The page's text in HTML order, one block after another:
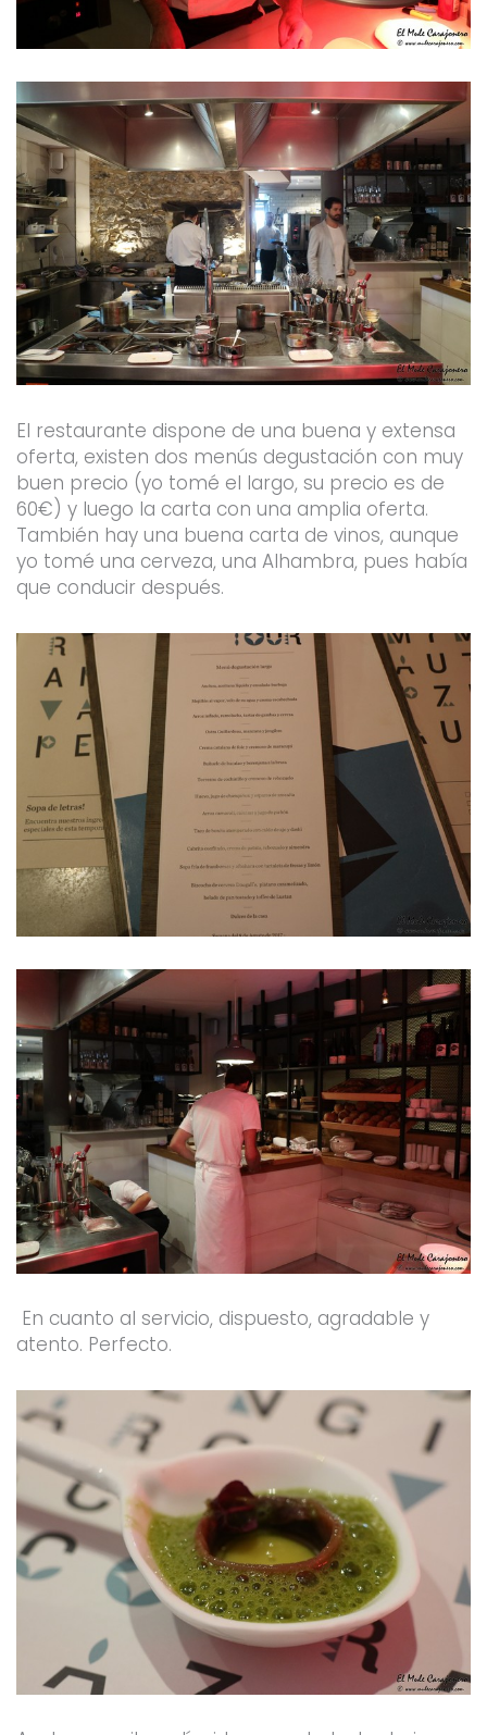
El restaurante dispone de una buena y extensa
oferta, existen dos menús degustación con muy
buen precio (yo tomé el largo, su precio es de
60€) y luego la carta con una amplia oferta.
También hay una buena carta de vinos, aunque
yo tomé una cerveza, una Alhambra, pues había
que conducir después.
En cuanto al servicio, dispuesto, agradable y
atento. Perfecto.